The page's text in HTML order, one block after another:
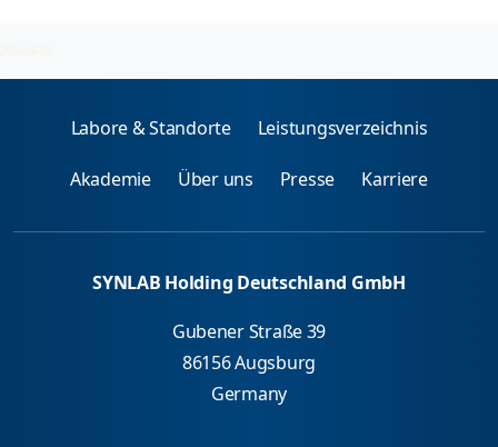
2026-08-08
Labore & Standorte Leistungsverzeichnis
Akademie Über uns Presse Karriere
SYNLAB Holding Deutschland GmbH
Gubener Straße 39
86156 Augsburg
Germany